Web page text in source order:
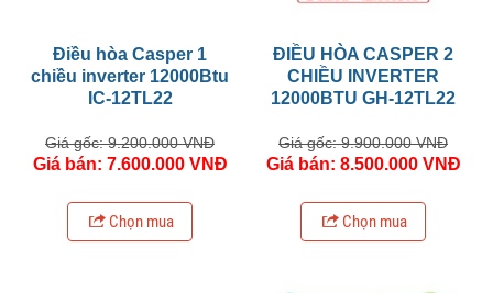
Điều hòa Casper 1
chiều inverter 12000Btu
IC-12TL22
Giá gốc: 9.200.000 VNĐ
Giá bán: 7.600.000 VNĐ
Chọn mua
ĐIỀU HÒA CASPER 2
CHIỀU INVERTER
12000BTU GH-12TL22
Giá gốc: 9.900.000 VNĐ
Giá bán: 8.500.000 VNĐ
Chọn mua